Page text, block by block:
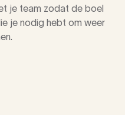
je team zodat de boel
je nodig hebt om weer